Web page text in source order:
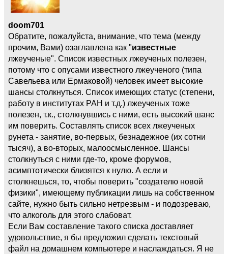
doom701
Обратите, пожалуйста, внимание, что тема (между
прочим, Вами) озаглавлена как "известные
лжеученые". Список известных лжеученых полезен,
потому что с опусами известного лжеученого (типа
Савельева или Ермаковой) человек имеет высокие
шансы столкнуться. Список имеющих статус (степени,
работу в институтах РАН и т.д.) лжеученых тоже
полезен, т.к., столкнувшись с ними, есть высокий шанс
им поверить. Составлять список всех лжеученых
рунета - занятие, во-первых, безнадежное (их сотни
тысяч), а во-вторых, малоосмысленное. Шансы
столкнуться с ними где-то, кроме форумов,
асимптотически близятся к нулю. А если и
столкнешься, то, чтобы поверить "создателю новой
физики", имеющему публикации лишь на собственном
сайте, нужно быть сильно нетрезвым - и подозреваю,
что алкоголь для этого слабоват.
Если Вам составление такого списка доставляет
удовольствие, я бы предложил сделать текстовый
файл на домашнем компьютере и наслаждаться. Я не